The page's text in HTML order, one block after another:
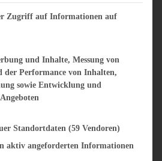
anderes Currypulver)
der Zwecke des IAB Transparency and Consent
Zugriff auf Informationen auf
und Inhalte, Messung von
der Performance von Inhalten,
sowie Entwicklung und
Standortdaten (59 Vendoren)
aktiv angeforderten Informationen